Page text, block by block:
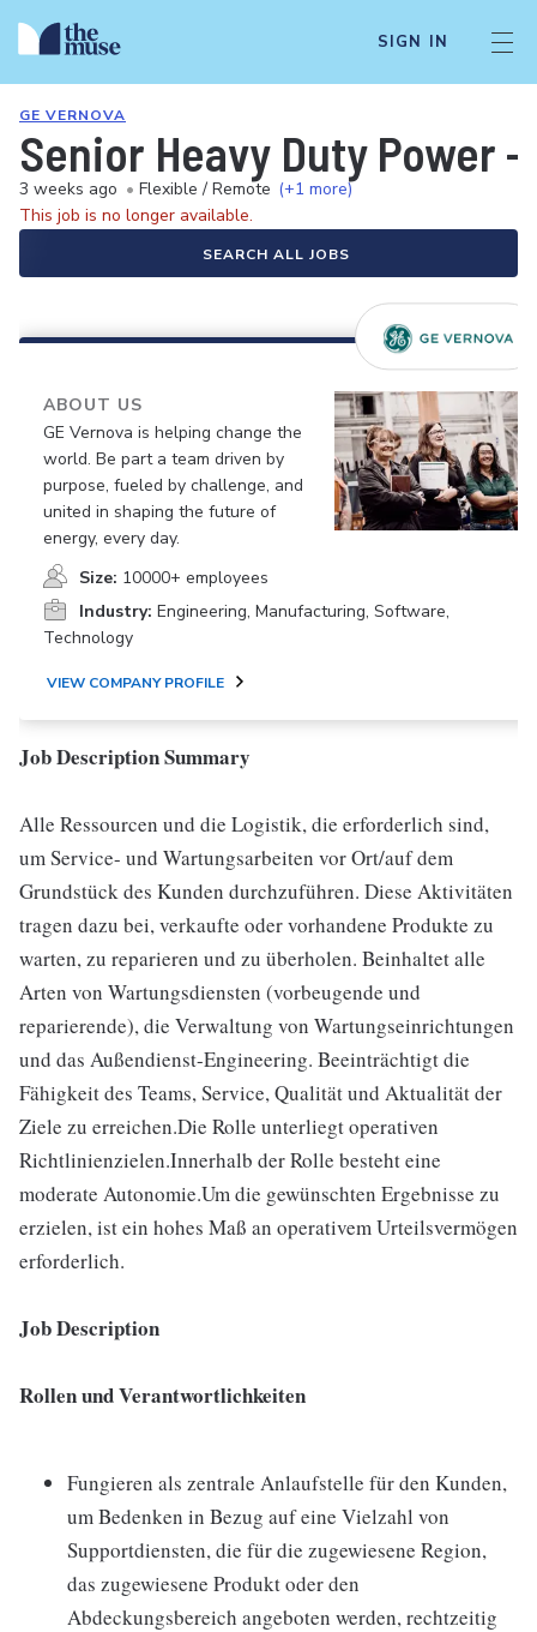
SIGN IN
GE VERNOVA
Senior Heavy Duty Power
3 weeks ago • Flexible / Remote (+1 more)
This job is no longer available.
SEARCH ALL JOBS
ABOUT US
GE Vernova is helping change the
world. Be part a team driven by
purpose, fueled by challenge, and
united in shaping the future of
energy, every day.
Size: 10000+ employees
Industry: Engineering, Manufacturing, Software,
Technology
VIEW COMPANY PROFILE
Job Description Summary
Alle Ressourcen und die Logistik, die erforderlich sind,
um Service- und Wartungsarbeiten vor Ort/auf dem
Grundstück des Kunden durchzuführen. Diese Aktivitäten
tragen dazu bei, verkaufte oder vorhandene Produkte zu
warten, zu reparieren und zu überholen. Beinhaltet alle
Arten von Wartungsdiensten (vorbeugende und
reparierende), die Verwaltung von Wartungseinrichtungen
und das Außendienst-Engineering. Beeinträchtigt die
Fähigkeit des Teams, Service, Qualität und Aktualität der
Ziele zu erreichen.Die Rolle unterliegt operativen
Richtlinienzielen.Innerhalb der Rolle besteht eine
moderate Autonomie.Um die gewünschten Ergebnisse zu
erzielen, ist ein hohes Maß an operativem Urteilsvermögen
erforderlich.
Job Description
Rollen und Verantwortlichkeiten
Fungieren als zentrale Anlaufstelle für den Kunden,
um Bedenken in Bezug auf eine Vielzahl von
Supportdiensten, die für die zugewiesene Region,
das zugewiesene Produkt oder den
Abdeckungsbereich angeboten werden, rechtzeitig